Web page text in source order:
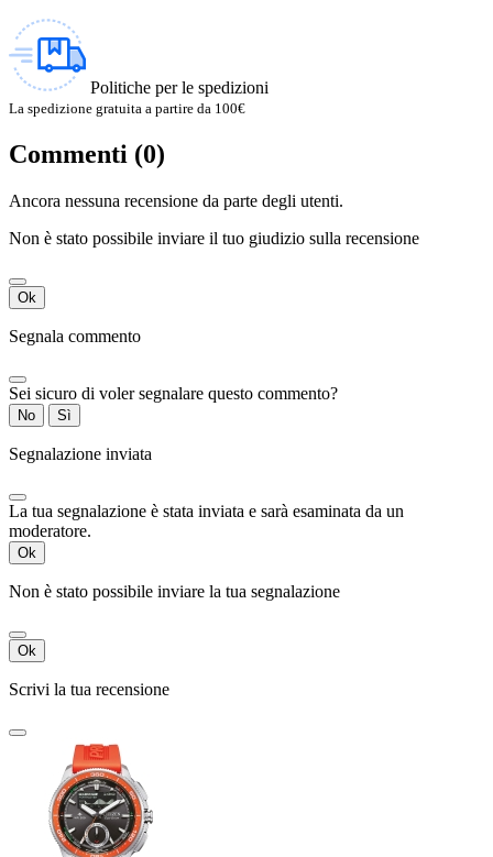
Politiche per le spedizioni
La spedizione gratuita a partire da 100€
Commenti (0)
Ancora nessuna recensione da parte degli utenti.
Non è stato possibile inviare il tuo giudizio sulla recensione
Ok
Segnala commento
Sei sicuro di voler segnalare questo commento?
No Sì
Segnalazione inviata
La tua segnalazione è stata inviata e sarà esaminata da un
moderatore.
Ok
Non è stato possibile inviare la tua segnalazione
Ok
Scrivi la tua recensione